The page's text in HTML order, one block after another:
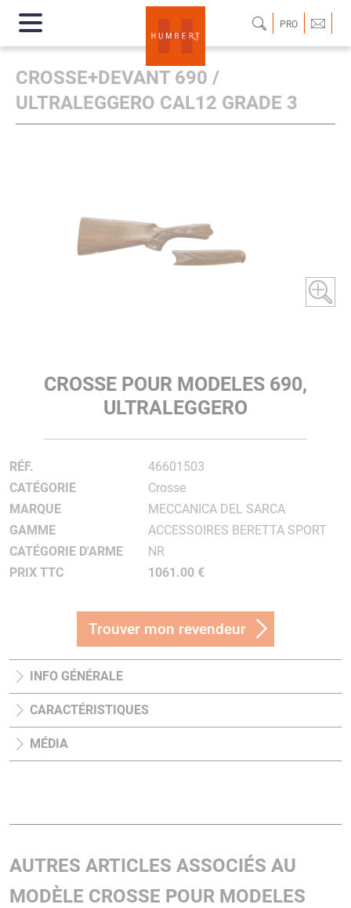
PRO
CROSSE+DEVANT 690 /
ULTRALEGGERO CAL12 GRADE 3
CROSSE POUR MODELES 690,
ULTRALEGGERO
RÉF.
46601503
CATÉGORIE
Crosse
MARQUE
MECCANICA DEL SARCA
GAMME
ACCESSOIRES BERETTA SPORT
CATÉGORIE D'ARME
NR
PRIX TTC
1061.00 €
Trouver mon revendeur
INFO GÉNÉRALE
CARACTÉRISTIQUES
MÉDIA
AUTRES ARTICLES ASSOCIÉS AU
MODÈLE CROSSE POUR MODELES